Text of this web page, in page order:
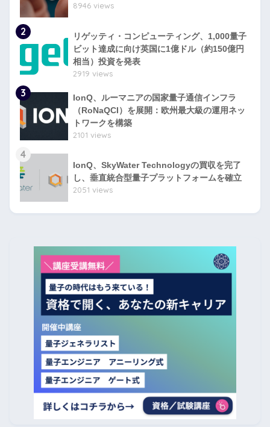
8946 views
2
リゲッティ・コンピューティング、1,000量子
ビット達成に向け英国に1億ドル（約150億円
相当）投資を発表
2919 views
3
IonQ、ルーマニアの国家量子通信インフラ
（RoNaQCI）を展開：欧州最大級の運用ネッ
トワークを構築
2101 views
4
IonQ、SkyWater Technologyの買収を完了
し、垂直統合型量子プラットフォームを確立
2051 views